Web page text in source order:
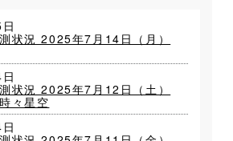
状況 2025年7月14日（月）
状況 2025年7月12日（土）
々星空